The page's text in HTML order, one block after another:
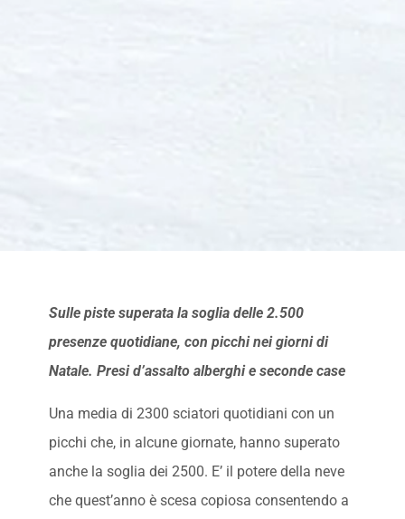
Sulle piste superata la soglia delle 2.500
presenze quotidiane, con picchi nei giorni di
Natale. Presi d’assalto alberghi e seconde case
Una media di 2300 sciatori quotidiani con un
picchi che, in alcune giornate, hanno superato
anche la soglia dei 2500. E’ il potere della neve
che quest’anno è scesa copiosa consentendo a